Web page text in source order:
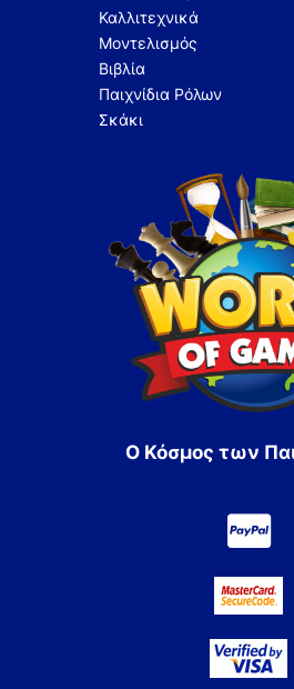
Καλλιτεχνικά
Μοντελισμός
Βιβλία
Παιχνίδια Ρόλων
Σκάκι
Ο Κόσμος των